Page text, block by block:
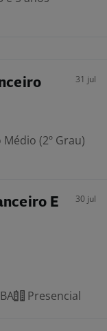
31 jul
Médio (2º Grau)
E
30 jul
Presencial